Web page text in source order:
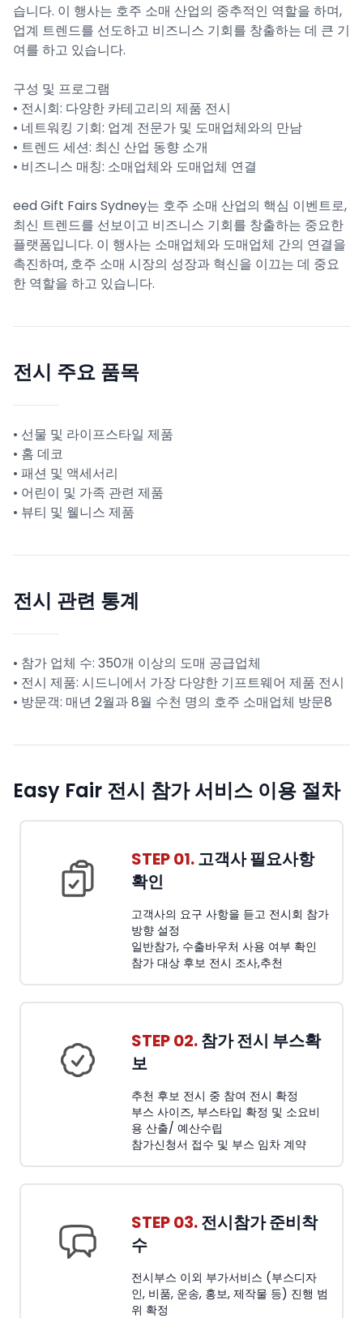
습니다. 이 행사는 호주 소매 산업의 중추적인 역할을 하며,
업계 트렌드를 선도하고 비즈니스 기회를 창출하는 데 큰 기
여를 하고 있습니다.
구성 및 프로그램
• 전시회: 다양한 카테고리의 제품 전시
• 네트워킹 기회: 업계 전문가 및 도매업체와의 만남
• 트렌드 세션: 최신 산업 동향 소개
• 비즈니스 매칭: 소매업체와 도매업체 연결
eed Gift Fairs Sydney는 호주 소매 산업의 핵심 이벤트로,
최신 트렌드를 선보이고 비즈니스 기회를 창출하는 중요한
플랫폼입니다. 이 행사는 소매업체와 도매업체 간의 연결을
촉진하며, 호주 소매 시장의 성장과 혁신을 이끄는 데 중요
한 역할을 하고 있습니다.
전시 주요 품목
• 선물 및 라이프스타일 제품
• 홈 데코
• 패션 및 액세서리
• 어린이 및 가족 관련 제품
• 뷰티 및 웰니스 제품
전시 관련 통계
• 참가 업체 수: 350개 이상의 도매 공급업체
• 전시 제품: 시드니에서 가장 다양한 기프트웨어 제품 전시
• 방문객: 매년 2월과 8월 수천 명의 호주 소매업체 방문8
Easy Fair 전시 참가 서비스 이용 절차
STEP 01.고객사 필요사항
확인
고객사의 요구 사항을 듣고 전시회 참가
방향 설정
일반참가, 수출바우처 사용 여부 확인
참가 대상 후보 전시 조사,추천
STEP 02.참가 전시 부스확
보
추천 후보 전시 중 참여 전시 확정
부스 사이즈, 부스타입 확정 및 소요비
용 산출/ 예산수립
참가신청서 접수 및 부스 임차 계약
STEP 03.전시참가 준비착
수
전시부스 이외 부가서비스 (부스디자
인, 비품, 운송, 홍보, 제작물 등) 진행 범
위 확정